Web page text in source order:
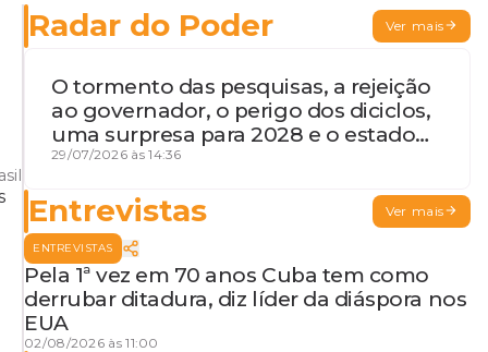
Radar do Poder Ver mais
O tormento das pesquisas, a rejeição
ao governador, o perigo dos diciclos,
uma surpresa para 2028 e o estado
de terceira guerra mundial
29/07/2026 às 14:36
Entrevistas Ver mais
ENTREVISTAS
Pela 1ª vez em 70 anos Cuba tem como
derrubar ditadura, diz líder da diáspora nos
EUA
02/08/2026 às 11:00